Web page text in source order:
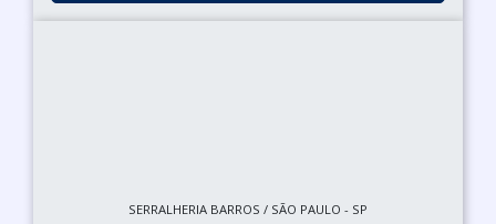
SERRALHERIA BARROS / SÃO PAULO - SP